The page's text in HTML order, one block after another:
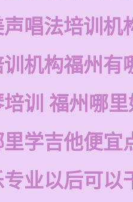
唱法培训机
机构福州有
训 福州哪
学吉他便宜
业以后可以